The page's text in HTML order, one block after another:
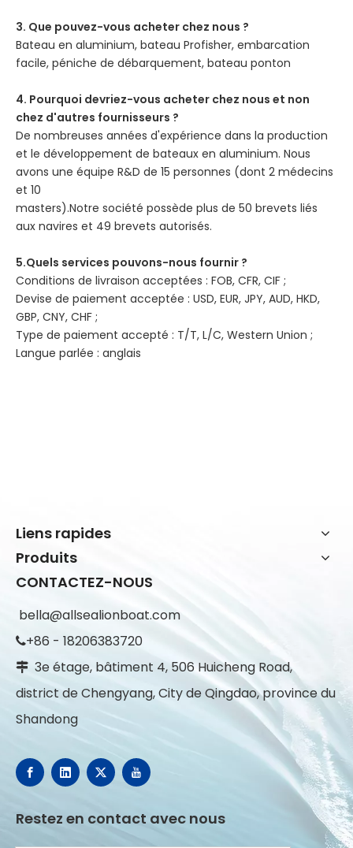
3. Que pouvez-vous acheter chez nous ?
Bateau en aluminium, bateau Profisher, embarcation
facile, péniche de débarquement, bateau ponton
4. Pourquoi devriez-vous acheter chez nous et non
chez d'autres fournisseurs ?
De nombreuses années d'expérience dans la production
et le développement de bateaux en aluminium. Nous
avons une équipe R&D de 15 personnes (dont 2 médecins
et 10
masters).Notre société possède plus de 50 brevets liés
aux navires et 49 brevets autorisés.
5.Quels services pouvons-nous fournir ?
Conditions de livraison acceptées : FOB, CFR, CIF ;
Devise de paiement acceptée : USD, EUR, JPY, AUD, HKD,
GBP, CNY, CHF ;
Type de paiement accepté : T/T, L/C, Western Union ;
Langue parlée : anglais
Liens rapides
Produits
CONTACTEZ-NOUS
bella@allsealionboat.com
+86 - 18206383720
 3e étage, bâtiment 4, 506 Huicheng Road,
district de Chengyang, City de Qingdao, province du
Shandong
Restez en contact avec nous